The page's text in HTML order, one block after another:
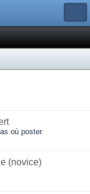
où poster.
(novice)